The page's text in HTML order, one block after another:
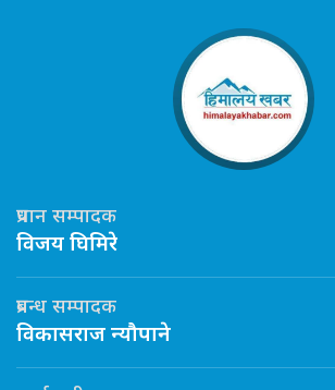
प्रधान सम्पादक
विजय घिमिरे
प्रबन्ध सम्पादक
विकासराज न्यौपाने